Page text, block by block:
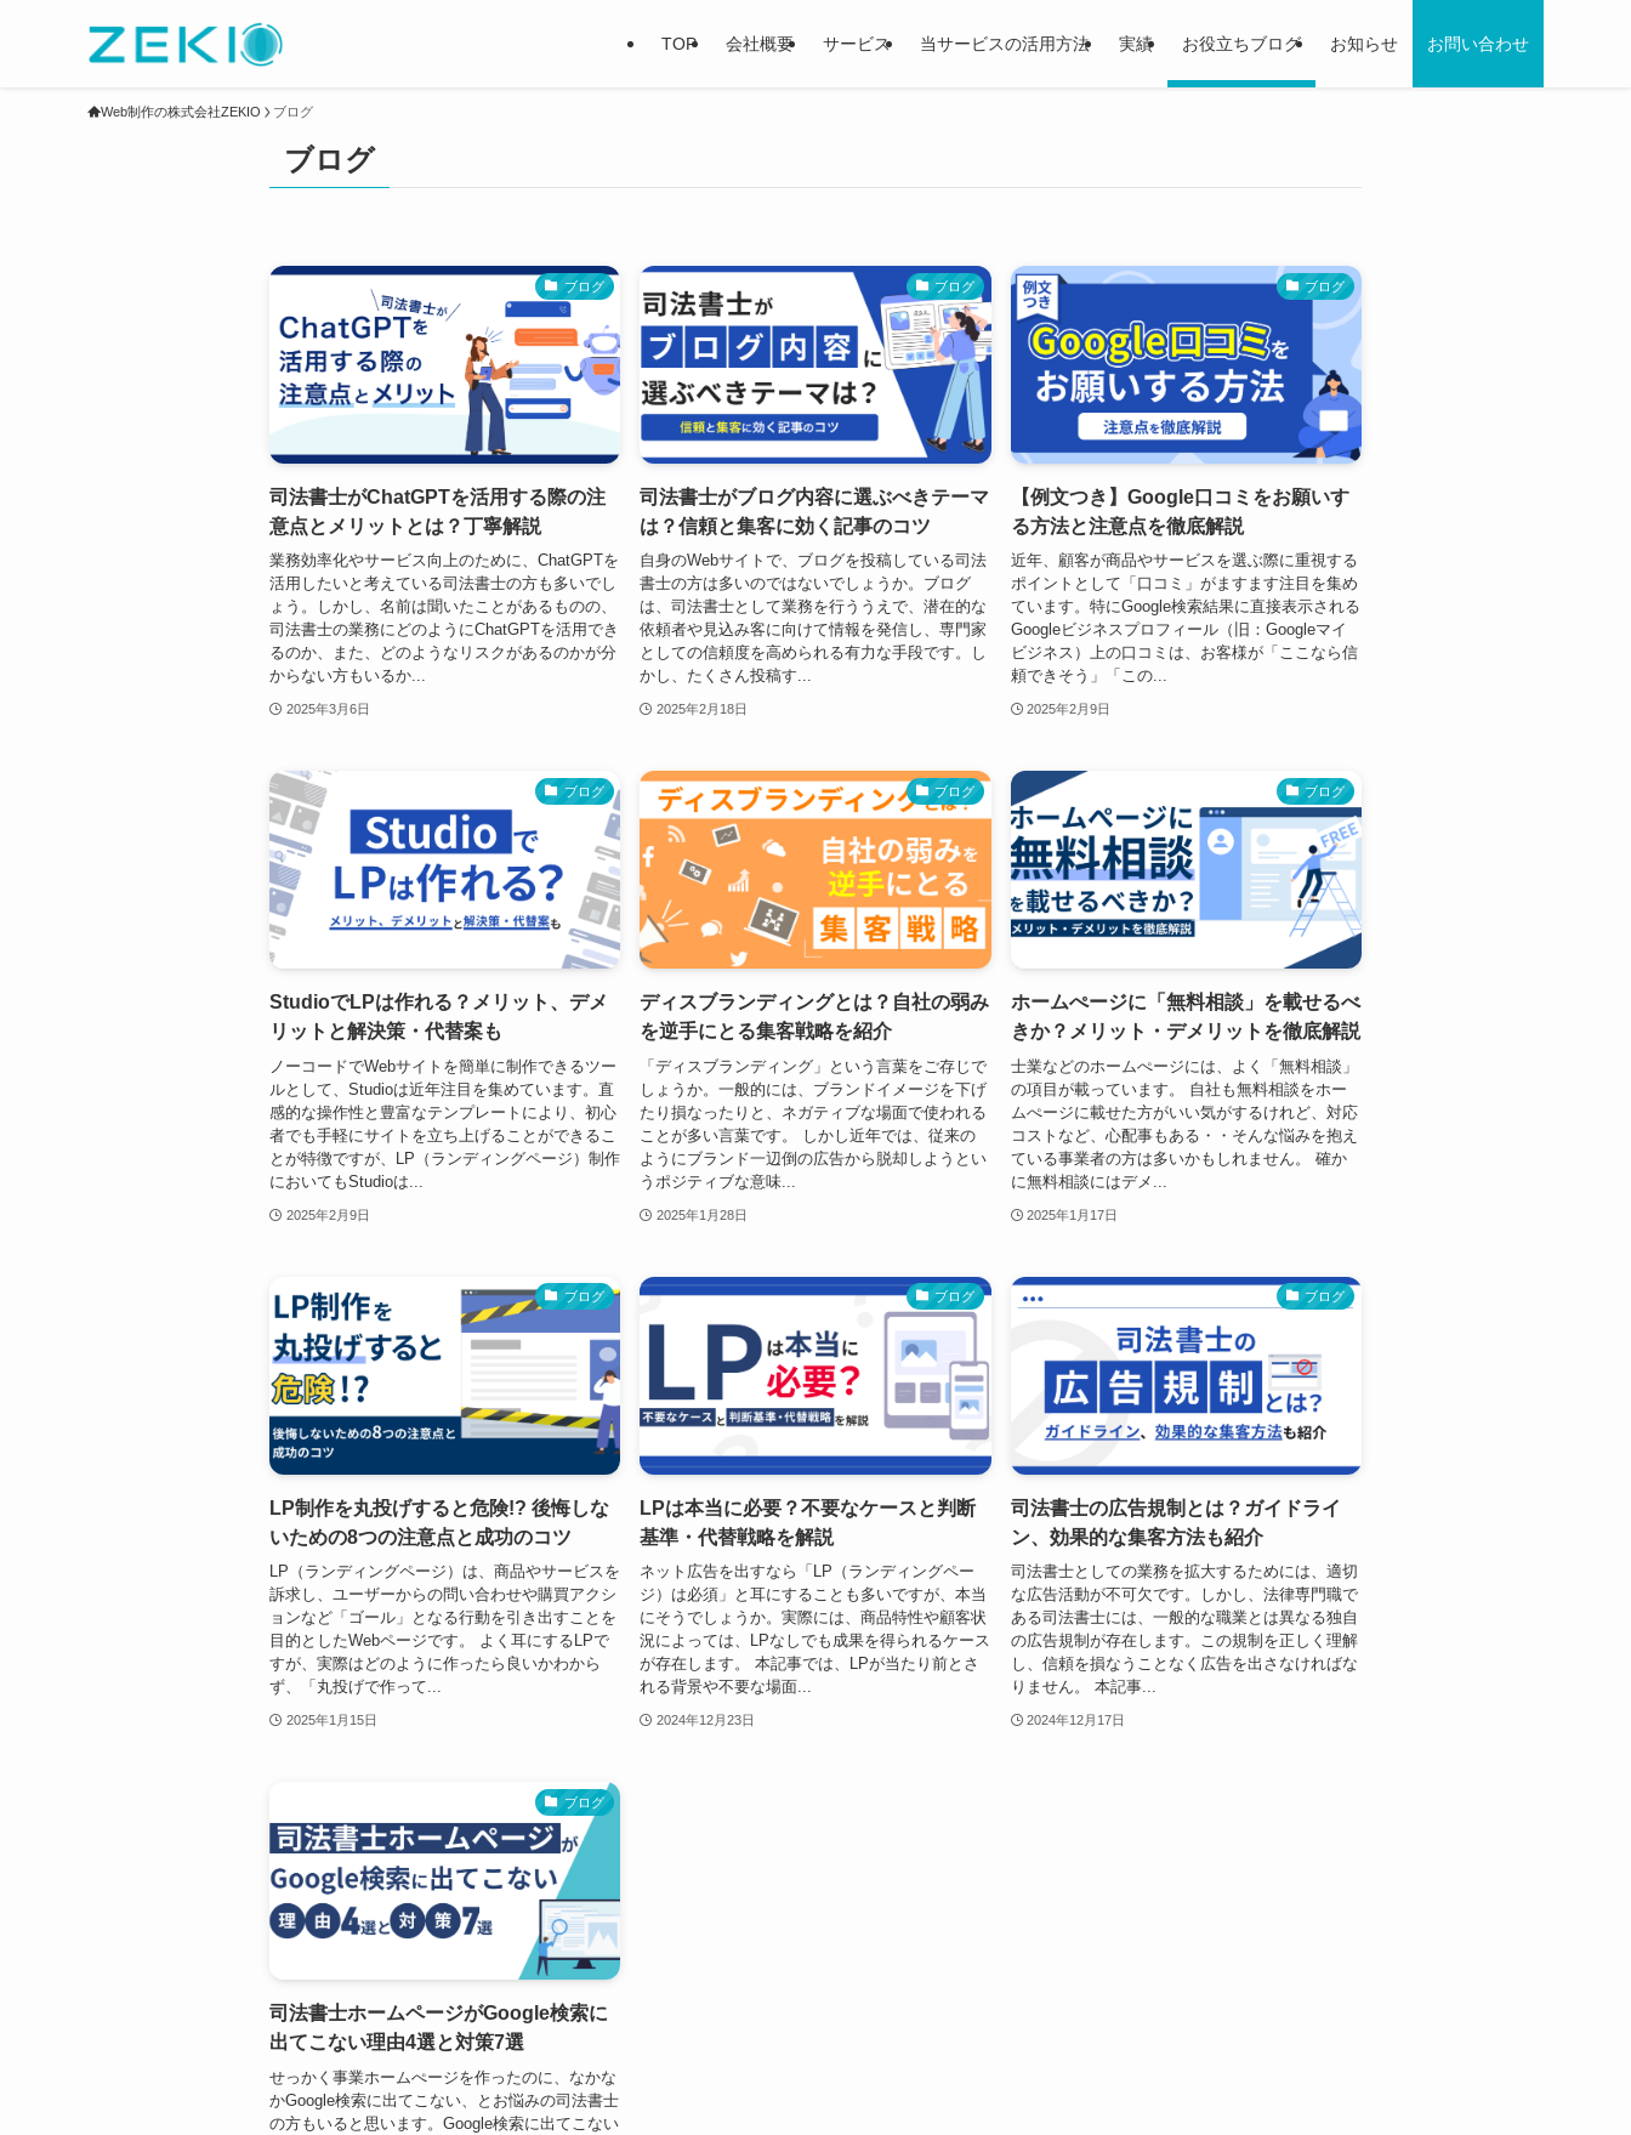
TOP 会社概要 サービス 当サービスの活用方法 実績 お役立ちブログ お知らせ お問い合わせ
Web制作の株式会社ZEKIO ブログ
ブログ
ブログ
司法書士がChatGPTを活用する際の注
意点とメリットとは？丁寧解説
業務効率化やサービス向上のために、ChatGPTを
活用したいと考えている司法書士の方も多いでし
ょう。しかし、名前は聞いたことがあるものの、
司法書士の業務にどのようにChatGPTを活用でき
るのか、また、どのようなリスクがあるのかが分
からない方もいるか...
2025年3月6日
ブログ
司法書士がブログ内容に選ぶべきテーマ
は？信頼と集客に効く記事のコツ
自身のWebサイトで、ブログを投稿している司法
書士の方は多いのではないでしょうか。ブログ
は、司法書士として業務を行ううえで、潜在的な
依頼者や見込み客に向けて情報を発信し、専門家
としての信頼度を高められる有力な手段です。し
かし、たくさん投稿す...
2025年2月18日
ブログ
【例文つき】Google口コミをお願いす
る方法と注意点を徹底解説
近年、顧客が商品やサービスを選ぶ際に重視する
ポイントとして「口コミ」がますます注目を集め
ています。特にGoogle検索結果に直接表示される
Googleビジネスプロフィール（旧：Googleマイ
ビジネス）上の口コミは、お客様が「ここなら信
頼できそう」「この...
2025年2月9日
ブログ
StudioでLPは作れる？メリット、デメ
リットと解決策・代替案も
ノーコードでWebサイトを簡単に制作できるツー
ルとして、Studioは近年注目を集めています。直
感的な操作性と豊富なテンプレートにより、初心
者でも手軽にサイトを立ち上げることができるこ
とが特徴ですが、LP（ランディングページ）制作
においてもStudioは...
2025年2月9日
ブログ
ディスブランディングとは？自社の弱み
を逆手にとる集客戦略を紹介
「ディスブランディング」という言葉をご存じで
しょうか。一般的には、ブランドイメージを下げ
たり損なったりと、ネガティブな場面で使われる
ことが多い言葉です。 しかし近年では、従来の
ようにブランド一辺倒の広告から脱却しようとい
うポジティブな意味...
2025年1月28日
ブログ
ホームぺージに「無料相談」を載せるべ
きか？メリット・デメリットを徹底解説
士業などのホームぺージには、よく「無料相談」
の項目が載っています。 自社も無料相談をホー
ムぺージに載せた方がいい気がするけれど、対応
コストなど、心配事もある・・そんな悩みを抱え
ている事業者の方は多いかもしれません。 確か
に無料相談にはデメ...
2025年1月17日
ブログ
LP制作を丸投げすると危険!? 後悔しな
いための8つの注意点と成功のコツ
LP（ランディングページ）は、商品やサービスを
訴求し、ユーザーからの問い合わせや購買アクシ
ョンなど「ゴール」となる行動を引き出すことを
目的としたWebページです。 よく耳にするLPで
すが、実際はどのように作ったら良いかわから
ず、「丸投げで作って...
2025年1月15日
ブログ
LPは本当に必要？不要なケースと判断
基準・代替戦略を解説
ネット広告を出すなら「LP（ランディングペー
ジ）は必須」と耳にすることも多いですが、本当
にそうでしょうか。実際には、商品特性や顧客状
況によっては、LPなしでも成果を得られるケース
が存在します。 本記事では、LPが当たり前とさ
れる背景や不要な場面...
2024年12月23日
ブログ
司法書士の広告規制とは？ガイドライ
ン、効果的な集客方法も紹介
司法書士としての業務を拡大するためには、適切
な広告活動が不可欠です。しかし、法律専門職で
ある司法書士には、一般的な職業とは異なる独自
の広告規制が存在します。この規制を正しく理解
し、信頼を損なうことなく広告を出さなければな
りません。 本記事...
2024年12月17日
ブログ
司法書士ホームページがGoogle検索に
出てこない理由4選と対策7選
せっかく事業ホームぺージを作ったのに、なかな
かGoogle検索に出てこない、とお悩みの司法書士
の方もいると思います。Google検索に出てこない